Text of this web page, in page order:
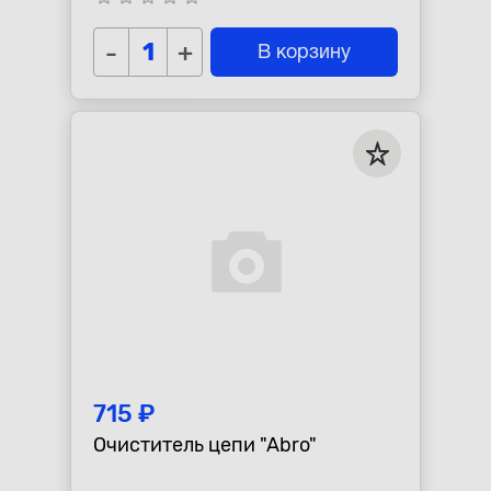
- + В корзину
715 ₽
Очиститель цепи "Abro"